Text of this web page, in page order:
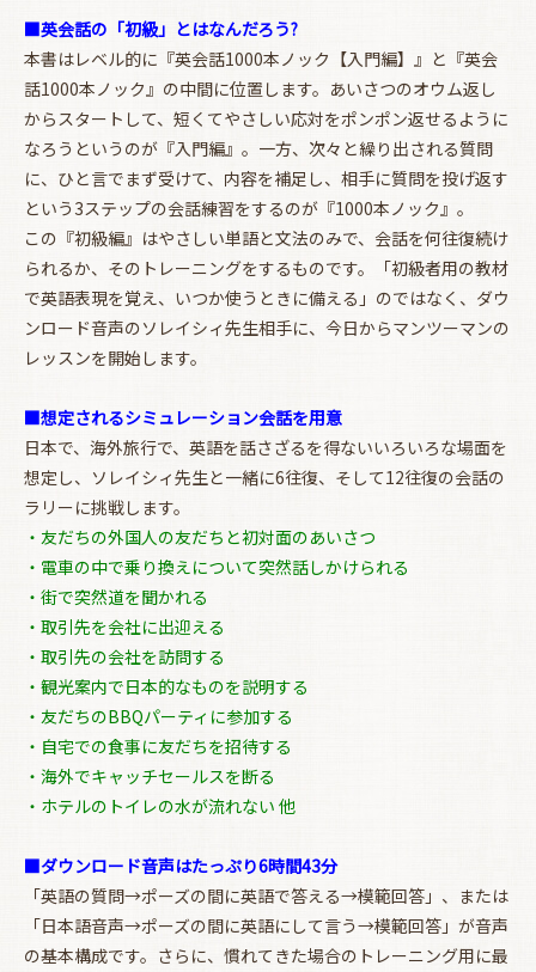
お買い物を続ける カートへ進む
■英会話の「初級」とはなんだろう?
本書はレベル的に『英会話1000本ノック【入門編】』と『英会
話1000本ノック』の中間に位置します。あいさつのオウム返し
からスタートして、短くてやさしい応対をポンポン返せるように
なろうというのが『入門編』。一方、次々と繰り出される質問
に、ひと言でまず受けて、内容を補足し、相手に質問を投げ返す
という3ステップの会話練習をするのが『1000本ノック』。
この『初級編』はやさしい単語と文法のみで、会話を何往復続け
られるか、そのトレーニングをするものです。「初級者用の教材
で英語表現を覚え、いつか使うときに備える」のではなく、ダウ
ンロード音声のソレイシィ先生相手に、今日からマンツーマンの
レッスンを開始します。
■想定されるシミュレーション会話を用意
日本で、海外旅行で、英語を話さざるを得ないいろいろな場面を
想定し、ソレイシィ先生と一緒に6往復、そして12往復の会話の
ラリーに挑戦します。
・友だちの外国人の友だちと初対面のあいさつ
・電車の中で乗り換えについて突然話しかけられる
・街で突然道を聞かれる
・取引先を会社に出迎える
・取引先の会社を訪問する
・観光案内で日本的なものを説明する
・友だちのBBQパーティに参加する
・自宅での食事に友だちを招待する
・海外でキャッチセールスを断る
・ホテルのトイレの水が流れない 他
■ダウンロード音声はたっぷり6時間43分
「英語の質問→ポーズの間に英語で答える→模範回答」、または
「日本語音声→ポーズの間に英語にして言う→模範回答」が音声
の基本構成です。さらに、慣れてきた場合のトレーニング用に最